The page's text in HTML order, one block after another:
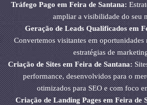
Tráfego Pago em Feira de Santana:
ampliar a visibilidade do seu
Geração de Leads Qualificados em
Convertemos visitantes em oportunidades
estratégias de
Criação de Sites em Feira de Santana:
performance, desenvolvidos para o
otimizados para SEO e com foco
Criação de Landing Pages em Feira de